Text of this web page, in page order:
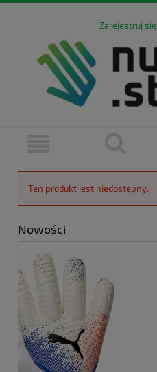
Zarejestruj się
Ten produkt jest niedostępny.
Nowości